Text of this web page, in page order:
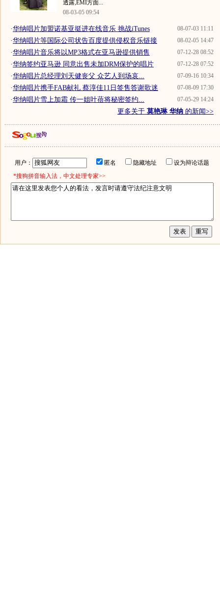
透露,EMI方面...
08-03-05 09:54
08-07-03 11:11
·华纳唱片加盟诺基亚挺进在线音乐 挑战iTunes
08-02-05 14:47
·华纳唱片等国际公司状告百度提供侵权音乐链接
07-12-28 08:52
·华纳唱片音乐将以MP3格式在亚马逊提供销售
07-12-28 07:52
·华纳签约亚马逊 同意出售未加DRM保护的唱片
07-09-16 10:34
·华纳唱片总经理刘天健丧父 众艺人到场哀...
07-08-09 17:30
·华纳唱片携手FAB献礼 蔡淳佳11日签售答谢歌迷
07-05-29 14:24
·华纳唱片雪上加霜 传一姐叶蓓将秘密签约...
更多关于 莫艳琳 华纳 的新闻>>
用户： 匿名 隐藏地址
设为辩论话题
*搜狗拼音输入法，中文处理专家>>